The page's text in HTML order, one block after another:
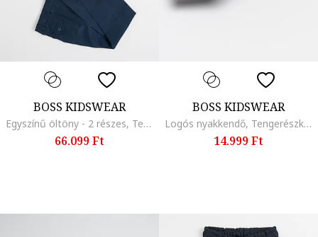
BOSS KIDSWEAR
Egyszínű öltöny - 2 részes, Tengerészkék
66.099 Ft
BOSS KIDSWEAR
Logós nyakkendő, Tengerészkék
14.999 Ft